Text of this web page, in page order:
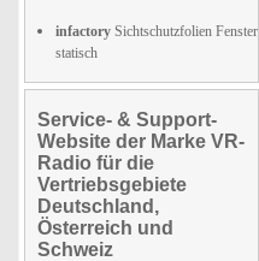
infactory Sichtschutzfolien Fenster
statisch
Service- & Support-
Website der Marke VR-
Radio für die
Vertriebsgebiete
Deutschland,
Österreich und
Schweiz